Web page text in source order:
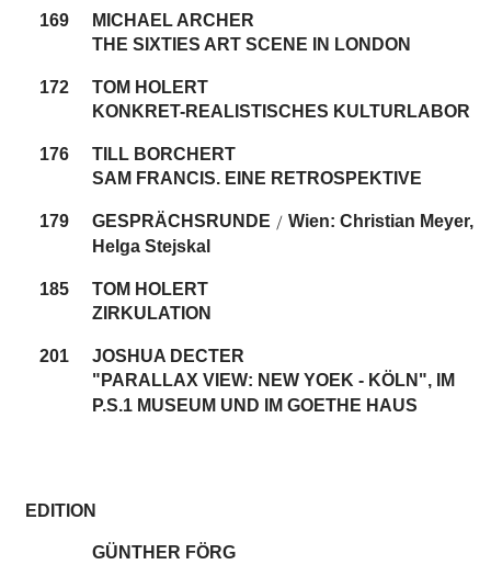
169
MICHAEL ARCHER
THE SIXTIES ART SCENE IN LONDON
172
TOM HOLERT
KONKRET-REALISTISCHES KULTURLABOR
176
TILL BORCHERT
SAM FRANCIS. EINE RETROSPEKTIVE
179 GESPRÄCHSRUNDE / Wien: Christian Meyer,
Helga Stejskal
185
TOM HOLERT
ZIRKULATION
201
JOSHUA DECTER
"PARALLAX VIEW: NEW YOEK - KÖLN", IM
P.S.1 MUSEUM UND IM GOETHE HAUS
EDITION
GÜNTHER FÖRG